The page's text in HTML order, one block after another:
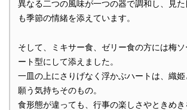
異なる二つの風味が一つの器で調和し、見
も季節の情緒を添えています。
そして、ミキサー食、ゼリー食の方には梅
ート型にして添えました。
一皿の上にさりげなく浮かぶハートは、織
願う気持ちそのもの。
食形態が違っても、行事の楽しさやときめ